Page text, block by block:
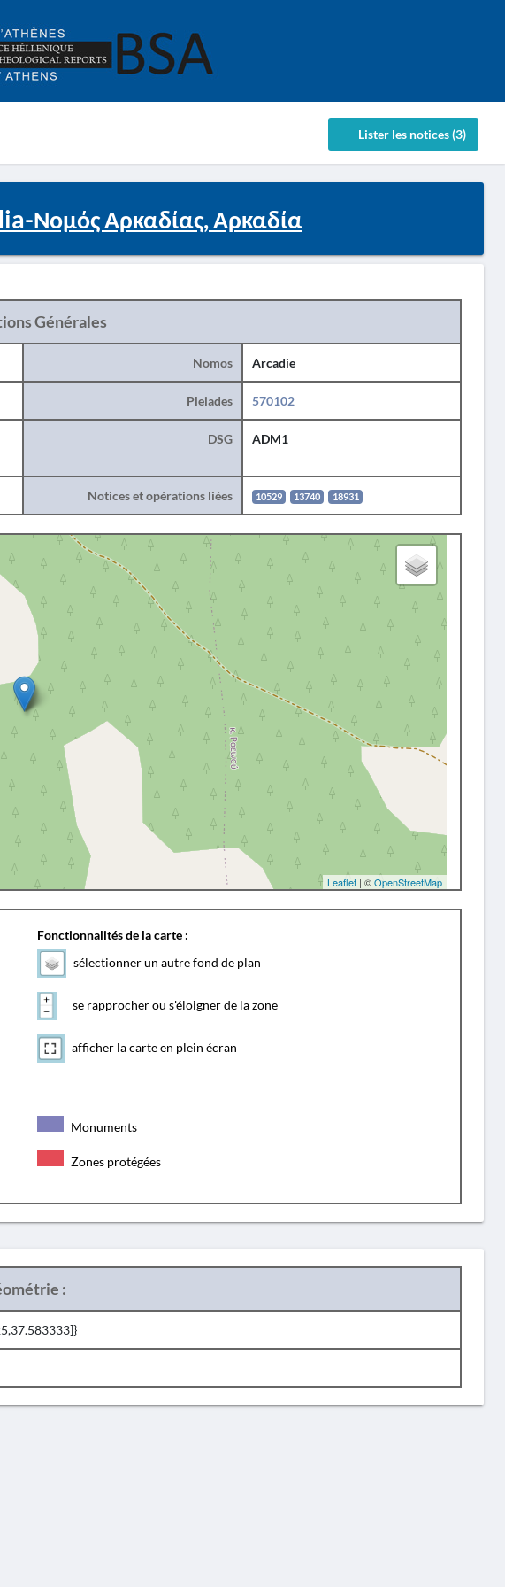
Lister les notices (3)
Νομός Αρκαδίας, Αρκαδία
Générales
Nomos Arcadie
Pleiades 570102
DSG ADM1
Notices et opérations liées 10529 13740 18931
Leaflet | ©OpenStreetMap
Fonctionnalités de la carte :
sélectionner un autre fond de plan
se rapprocher ou s'éloigner de la zone
afficher la carte en plein écran
Monuments
Zones protégées
: